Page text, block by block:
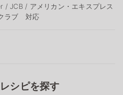
/ JCB / アメリカン・エキスプレス
ラブ 対応
シピを探す